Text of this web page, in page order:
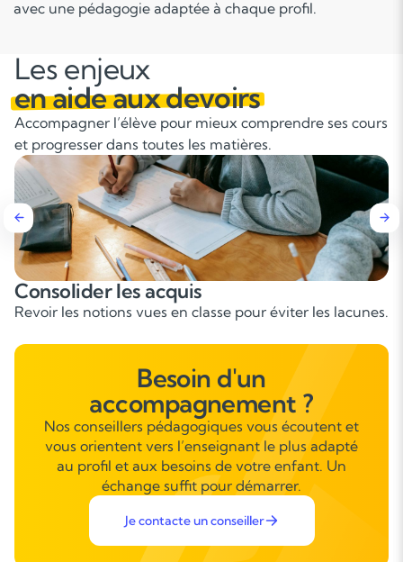
avec une pédagogie adaptée à chaque profil.
Les enjeux
en aide aux devoirs
Accompagner l’élève pour mieux comprendre ses cours
et progresser dans toutes les matières.
Apprendre à s’organiser
Méthodes pour gérer les devoirs et le temps d’étude.
Besoin d'un
accompagnement ?
Nos conseillers pédagogiques vous écoutent et
vous orientent vers l’enseignant le plus adapté
au profil et aux besoins de votre enfant. Un
échange suffit pour démarrer.
Je contacte un conseiller